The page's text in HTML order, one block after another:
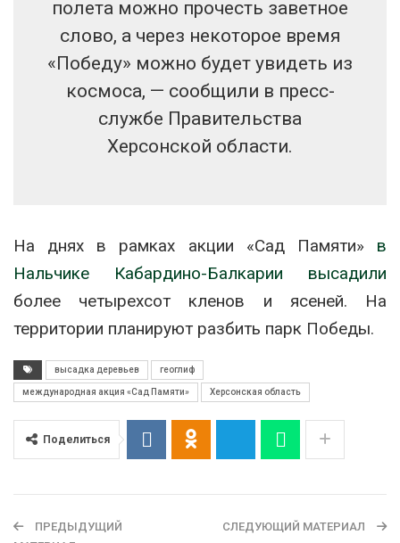
полета можно прочесть заветное
слово, а через некоторое время
«Победу» можно будет увидеть из
космоса, — сообщили в пресс-
службе Правительства
Херсонской области.
На днях в рамках акции «Сад Памяти» в
Нальчике Кабардино-Балкарии высадили
более четырехсот кленов и ясеней. На
территории планируют разбить парк Победы.
высадка деревьев геоглиф
международная акция «Сад Памяти» Херсонская область
Поделиться
ПРЕДЫДУЩИЙ
СЛЕДУЮЩИЙ МАТЕРИАЛ